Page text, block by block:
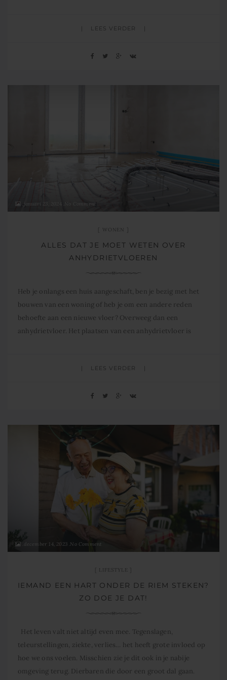
LEES VERDER
januari 23, 2024 No Comment
WONEN
ALLES DAT JE MOET WETEN OVER
ANHYDRIETVLOEREN
Heb je onlangs een huis aangeschaft, ben je bezig met het
bouwen van een woning of heb je om een andere reden
behoefte aan een nieuwe vloer? Overweeg dan een
anhydrietvloer. Het plaatsen van een anhydrietvloer is
voordelige keuze. Bovendien biedt anhydriet
LEES VERDER
december 14, 2023 No Comment
LIFESTYLE
IEMAND EEN HART ONDER DE RIEM STEKEN?
ZO DOE JE DAT!
Het leven valt niet altijd even mee. Tegenslagen,
teleurstellingen, ziekte, verlies… het heeft grote invloed op
hoe we ons voelen. Misschien zie je dit ook in je nabije
omgeving terug. Dierbaren die door een groot dal gaan.